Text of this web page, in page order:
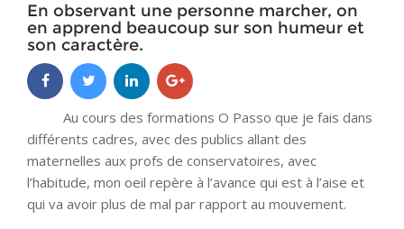
En observant une personne marcher, on
en apprend beaucoup sur son humeur et
son caractère.
Au cours des formations O Passo que je fais dans
différents cadres, avec des publics allant des
maternelles aux profs de conservatoires, avec
l’habitude, mon oeil repère à l’avance qui est à l’aise et
qui va avoir plus de mal par rapport au mouvement.